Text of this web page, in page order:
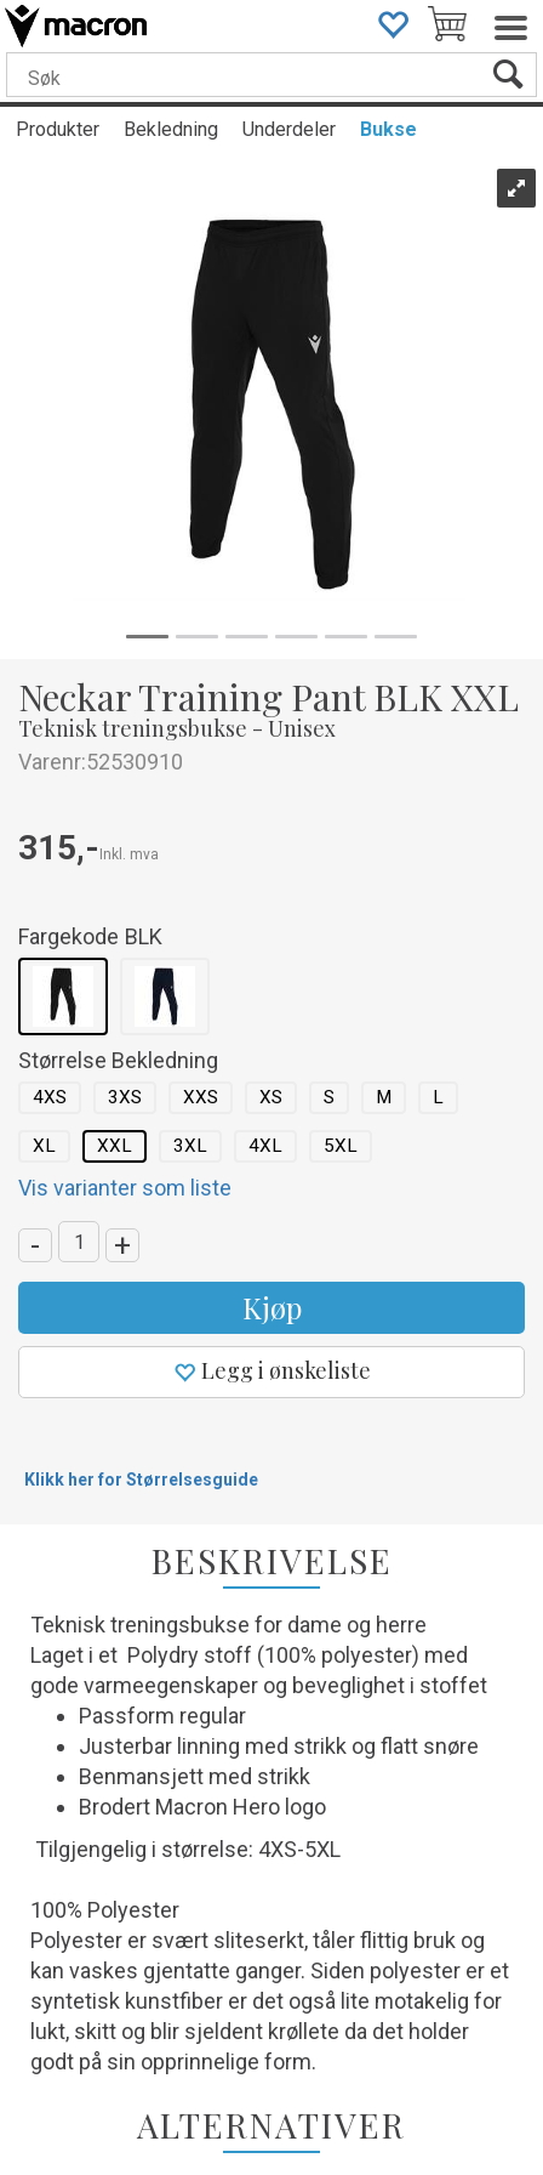
Produkter Bekledning Underdeler Bukse
Neckar Training Pant BLK XXL
Teknisk treningsbukse - Unisex
Varenr:52530910
315,- Inkl. mva
Fargekode BLK
Størrelse Bekledning
4XS 3XS XXS XS S M L
XL XXL 3XL 4XL 5XL
Vis varianter som liste
- +
Kjøp
Legg i ønskeliste
Klikk her for Størrelsesguide
BESKRIVELSE
Teknisk treningsbukse for dame og herre
Laget i et Polydry stoff (100% polyester) med
gode varmeegenskaper og beveglighet i stoffet
Passform regular
Justerbar linning med strikk og flatt snøre
Benmansjett med strikk
Brodert Macron Hero logo
Tilgjengelig i størrelse: 4XS-5XL
100% Polyester
Polyester er svært sliteserkt, tåler flittig bruk og
kan vaskes gjentatte ganger. Siden polyester er et
syntetisk kunstfiber er det også lite motakelig for
lukt, skitt og blir sjeldent krøllete da det holder
godt på sin opprinnelige form.
ALTERNATIVER